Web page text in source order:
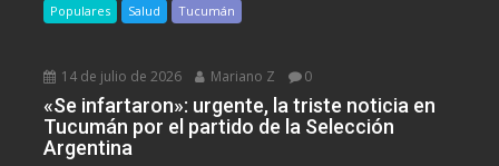
Populares Salud Tucumán
14 de julio de 2026 Mariano Z 0
«Se infartaron»: urgente, la triste noticia en
Tucumán por el partido de la Selección
Argentina